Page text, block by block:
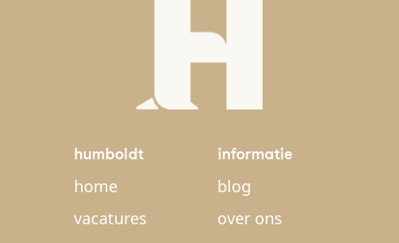
humboldt
home
vacatures
informatie
blog
over ons